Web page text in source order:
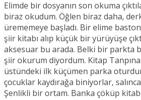
Elimde bir dosyanın son okuma
biraz okudum. Öğlen biraz daha,
ürememeye başladı. Bir elime
şiir kitabı alıp küçük bir yürüyüşe
aksesuar bu arada. Belki bir parkta
şiir okurum diyordum. Kitap
üstündeki ilk küçümen parka
çocuklar kaydırağa biniyorlar,
Şenlikli bir ortam. Banka çöküp